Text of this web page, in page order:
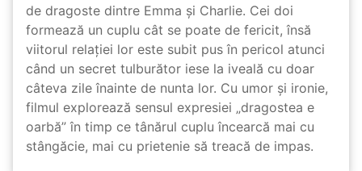
de dragoste dintre Emma și Charlie. Cei doi
formează un cuplu cât se poate de fericit, însă
viitorul relației lor este subit pus în pericol atunci
când un secret tulburător iese la iveală cu doar
câteva zile înainte de nunta lor. Cu umor și ironie,
filmul explorează sensul expresiei „dragostea e
oarbă” în timp ce tânărul cuplu încearcă mai cu
stângăcie, mai cu prietenie să treacă de impas.